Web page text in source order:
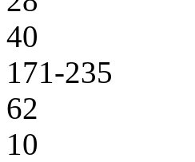
40
171-235
62
10